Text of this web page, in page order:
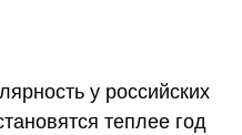
у российских
теплее год